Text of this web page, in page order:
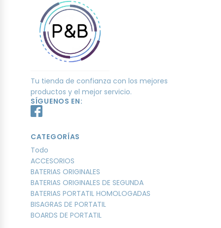
Tu tienda de confianza con los mejores
productos y el mejor servicio.
SÍGUENOS EN:
CATEGORÍAS
Todo
ACCESORIOS
BATERIAS ORIGINALES
BATERIAS ORIGINALES DE SEGUNDA
BATERIAS PORTATIL HOMOLOGADAS
BISAGRAS DE PORTATIL
BOARDS DE PORTATIL